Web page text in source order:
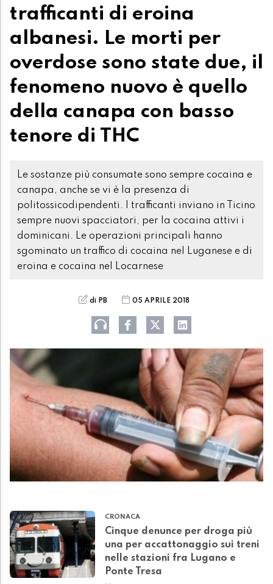
trafficanti di eroina
albanesi. Le morti per
overdose sono state due, il
fenomeno nuovo è quello
della canapa con basso
tenore di THC
Le sostanze più consumate sono sempre cocaina e
canapa, anche se vi è la presenza di
politossicodipendenti. I trafficanti inviano in Ticino
sempre nuovi spacciatori, per la cocaina attivi i
dominicani. Le operazioni principali hanno
sgominato un traffico di cocaina nel Luganese e di
eroina e cocaina nel Locarnese
di PB 05 APRILE 2018
CRONACA
Cinque denunce per droga più
una per accattonaggio sui treni
nelle stazioni fra Lugano e
Ponte Tresa